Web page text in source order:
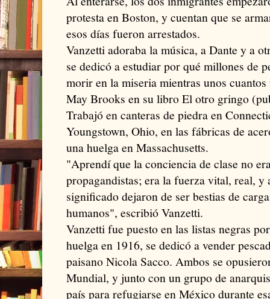
protesta en Boston, y cuentan que se
esos días fueron arrestados.
Vanzetti adoraba la música, a Dante y a
se dedicó a estudiar por qué millones de
morir en la miseria mientras unos
May Brooks en su libro El otro gringo
Trabajó en canteras de piedra en
Youngstown, Ohio, en las fábricas de
una huelga en Massachusetts.
"Aprendí que la conciencia de clase no
propagandistas; era la fuerza vital, real, y
significado dejaron de ser bestias de
humanos", escribió Vanzetti.
Vanzetti fue puesto en las listas negras
huelga en 1916, se dedicó a vender
paisano Nicola Sacco. Ambos se
Mundial, y junto con un grupo de
país para refugiarse en México durante